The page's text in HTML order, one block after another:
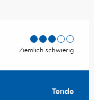
Ziemlich schwierig
Tende